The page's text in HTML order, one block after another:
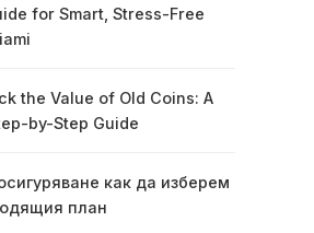
for Smart, Stress-Free
the Value of Old Coins: A
by-Step Guide
как да изберем
план